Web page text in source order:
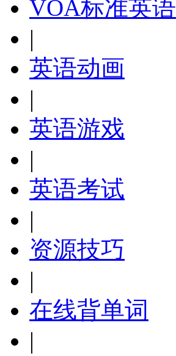
VOA标准英语
|
英语动画
|
英语游戏
|
英语考试
|
资源技巧
|
在线背单词
|